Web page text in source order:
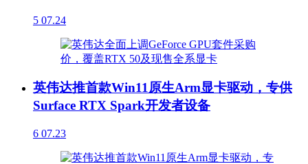
5 07.24
英伟达推首款Win11原生Arm显卡驱动，专供
Surface RTX Spark开发者设备
6 07.23